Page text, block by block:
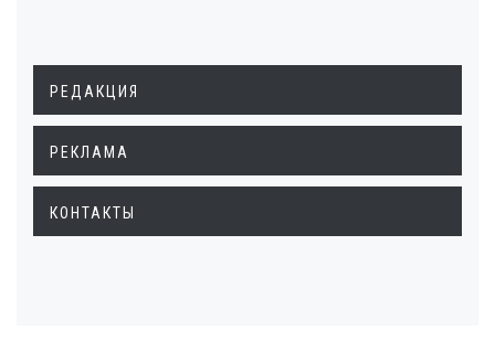
РЕДАКЦИЯ
РЕКЛАМА
КОНТАКТЫ